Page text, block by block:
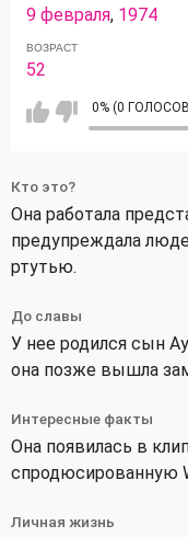
9 февраля, 1974
ВОЗРАСТ
52
0% (0
Кто это?
Она работала
предупреждала
ртутью.
До славы
У нее родился сын
она позже вышла
Интересные факты
Она появилась в
спродюсированную
Личная жизнь